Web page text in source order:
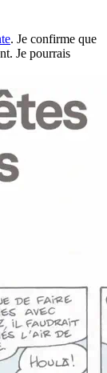
. Je confirme que
Je pourrais